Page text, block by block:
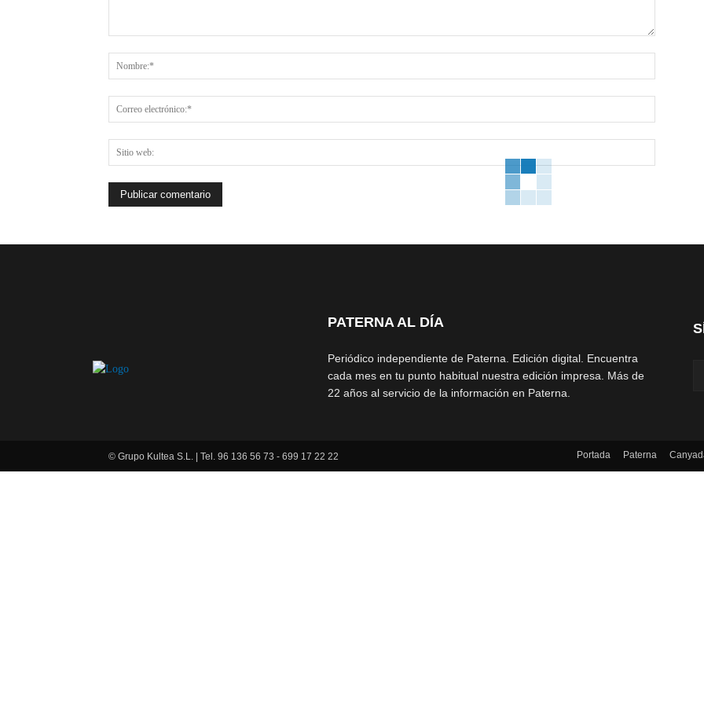
web:
PATERNA AL DÍA
Periódico independiente de Paterna. Edición digital. Encuentra
cada mes en tu punto habitual nuestra edición impresa. Más de
22 años al servicio de la información en Paterna.
© Grupo Kultea S.L. | Tel. 96 136 56 73 - 699 17 22 22 Portada Paterna